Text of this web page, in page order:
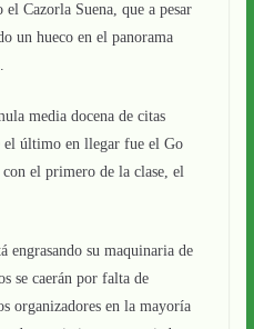
Cazorla Suena, que a pesar
un hueco en el panorama
media docena de citas
el último en llegar fue el Go
el primero de la clase, el
engrasando su maquinaria de
se caerán por falta de
organizadores en la mayoría